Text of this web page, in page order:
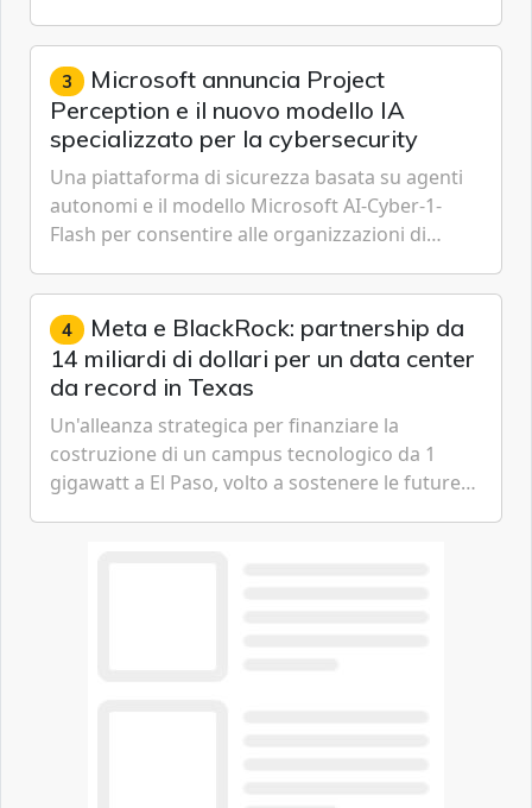
Cybersecurity.
3 Microsoft annuncia Project
Perception e il nuovo modello IA
specializzato per la cybersecurity
Una piattaforma di sicurezza basata su agenti
autonomi e il modello Microsoft AI-Cyber-1-
Flash per consentire alle organizzazioni di
gestione continua del rischio.
4 Meta e BlackRock: partnership da
14 miliardi di dollari per un data center
da record in Texas
Un'alleanza strategica per finanziare la
costruzione di un campus tecnologico da 1
gigawatt a El Paso, volto a sostenere le future